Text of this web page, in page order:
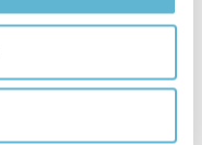
(kr)
2165